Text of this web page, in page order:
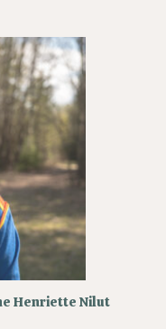
Henriette Nilut